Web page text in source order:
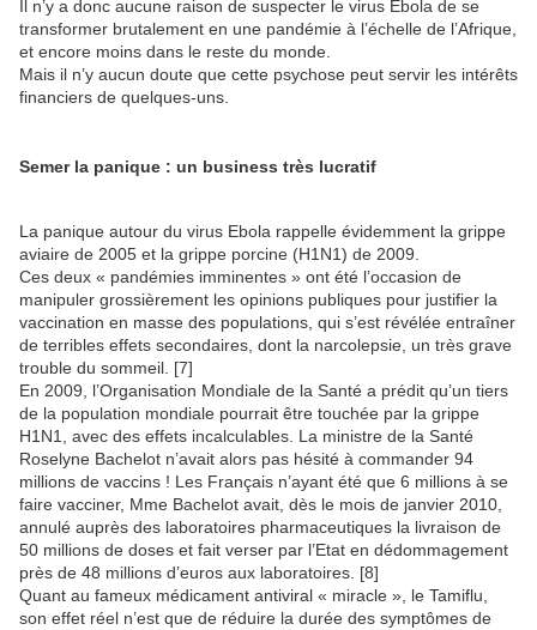
Il n’y a donc aucune raison de suspecter le virus Ebola de se
transformer brutalement en une pandémie à l’échelle de l’Afrique,
et encore moins dans le reste du monde.
Mais il n’y aucun doute que cette psychose peut servir les intérêts
financiers de quelques-uns.
Semer la panique : un business très lucratif
La panique autour du virus Ebola rappelle évidemment la grippe
aviaire de 2005 et la grippe porcine (H1N1) de 2009.
Ces deux « pandémies imminentes » ont été l’occasion de
manipuler grossièrement les opinions publiques pour justifier la
vaccination en masse des populations, qui s’est révélée entraîner
de terribles effets secondaires, dont la narcolepsie, un très grave
trouble du sommeil. [7]
En 2009, l’Organisation Mondiale de la Santé a prédit qu’un tiers
de la population mondiale pourrait être touchée par la grippe
H1N1, avec des effets incalculables. La ministre de la Santé
Roselyne Bachelot n’avait alors pas hésité à commander 94
millions de vaccins ! Les Français n’ayant été que 6 millions à se
faire vacciner, Mme Bachelot avait, dès le mois de janvier 2010,
annulé auprès des laboratoires pharmaceutiques la livraison de
50 millions de doses et fait verser par l’Etat en dédommagement
près de 48 millions d’euros aux laboratoires. [8]
Quant au fameux médicament antiviral « miracle », le Tamiflu,
son effet réel n’est que de réduire la durée des symptômes de